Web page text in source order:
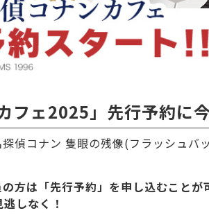
フェ2025」先行予約に
偵コナン 隻眼の残像(フラッシュバ
方は「先行予約」を申し込むことが
しなく！